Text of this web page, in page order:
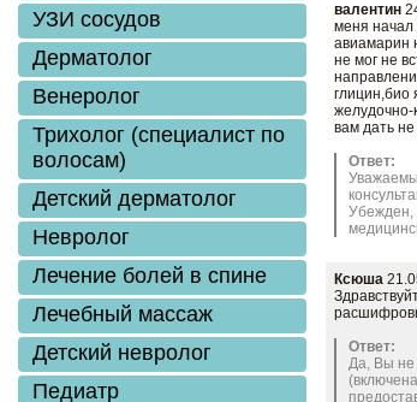
валентин
меня начал
авиамарин
не мог не
глицин,био
желудочно-
вам дать не
Ответ:
Убежден,
Ксюша
Ответ:
Да, Вы не
УЗИ сосудов
Дерматолог
Венеролог
Трихолог (специалист по
волосам)
Детский дерматолог
Невролог
Лечение болей в спине
Лечебный массаж
Детский невролог
Педиатр
Заказать